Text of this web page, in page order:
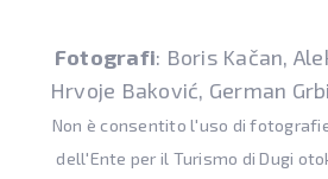
Fotografi: Boris Kačan,
Hrvoje Baković, German
Non è consentito l'uso di
dell'Ente per il Turismo di Dugi